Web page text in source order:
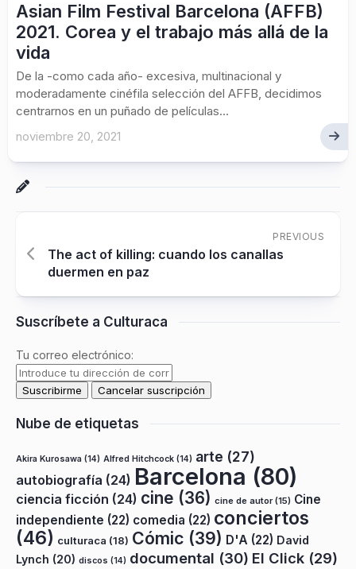
Asian Film Festival Barcelona (AFFB)
2021. Corea y el trabajo más allá de la
vida
De la -como cada año- excesiva, multinacional y
moderadamente cinéfila selección del AFFB, decidimos
centrarnos en un puñado de películas...
noviembre 20, 2021
PREVIOUS
The act of killing: cuando los canallas
duermen en paz
Suscríbete a Culturaca
Tu correo electrónico:
Nube de etiquetas
Akira Kurosawa (14) Alfred Hitchcock (14) arte (27)
autobiografía (24) Barcelona (80)
ciencia ficción (24) cine (36) cine de autor(15) Cine
independiente (22) comedia (22) conciertos
(46) culturaca (18) Cómic (39) D'A (22) David
Lynch (20) discos (14) documental (30) El Click (29)